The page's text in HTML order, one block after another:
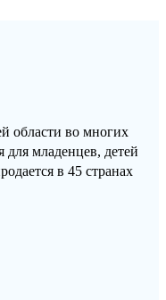
области во многих
младенцев, детей
в 45 странах